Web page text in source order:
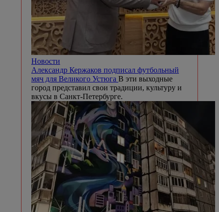
Новости
Александр Кержаков подписал футбольный
мяч для Великого Устюга В эти выходные
город представил свои традиции, культуру и
вкусы в Санкт-Петербурге.